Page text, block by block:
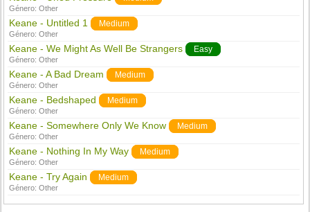
Género:Other
Keane - Untitled 1 Medium
Género:Other
Keane - We Might As Well Be Strangers Easy
Género:Other
Keane - A Bad Dream Medium
Género:Other
Keane - Bedshaped Medium
Género:Other
Keane - Somewhere Only We Know Medium
Género:Other
Keane - Nothing In My Way Medium
Género:Other
Keane - Try Again Medium
Género:Other